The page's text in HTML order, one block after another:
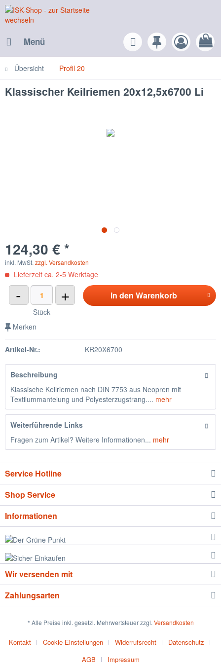
Menü
Übersicht Profil 20
Klassischer Keilriemen 20x12,5x6700 Li
124,30 € *
inkl. MwSt. zzgl. Versandkosten
Lieferzeit ca. 2-5 Werktage
- +
Stück
In den Warenkorb
Merken
Artikel-Nr.: KR20X6700
Beschreibung
Klassische Keilriemen nach DIN 7753 aus Neopren mit
Textilummantelung und Polyesterzugstrang.... mehr
Weiterführende Links
Fragen zum Artikel? Weitere Informationen... mehr
Service Hotline
Shop Service
Informationen
Wir versenden mit
Zahlungsarten
* Alle Preise inkl. gesetzl. Mehrwertsteuer zzgl. Versandkosten
Kontakt Cookie-Einstellungen Widerrufsrecht
Datenschutz
AGB
Impressum